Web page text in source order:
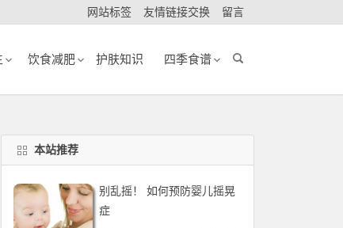
网站标签 友情链接交换 留言
饮食减肥 护肤知识 四季食谱
本站推荐
别乱摇！ 如何预防婴儿摇晃
症